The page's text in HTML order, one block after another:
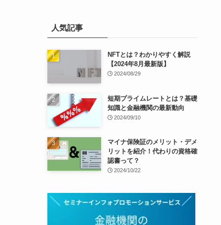
人気記事
NFTとは？わかりやすく解説
【2024年8月最新版】
2024/08/29
短期プライムレートとは？基礎
知識と金融機関の最新動向
2024/09/10
マイナ保険証のメリット・デメ
リットを紹介！代わりの資格確
認書って？
2024/10/22